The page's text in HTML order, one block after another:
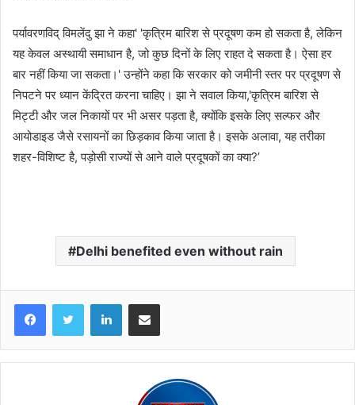
पर्यावरणविद् विमलेंदु झा ने कहा' 'कृत्रिम बारिश से प्रदूषण कम हो सकता है, लेकिन
यह केवल अस्थायी समाधान है, जो कुछ दिनों के लिए राहत दे सकता है। ऐसा हर
बार नहीं किया जा सकता।' उन्होंने कहा कि सरकार को जमीनी स्तर पर प्रदूषण से
निपटने पर ध्यान केंद्रित करना चाहिए। झा ने सवाल किया,'कृत्रिम बारिश से
मिट्टी और जल निकायों पर भी असर पड़ता है, क्योंकि इसके लिए सल्फर और
आयोडाइड जैसे रसायनों का छिड़काव किया जाता है। इसके अलावा, यह तरीका
शहर-विशिष्ट है, पड़ोसी राज्यों से आने वाले प्रदूषकों का क्या?’
Delhi benefited even without rain
LinkedInShare via Email